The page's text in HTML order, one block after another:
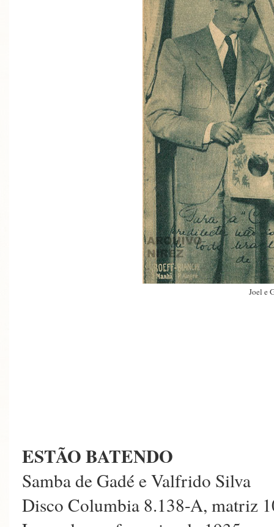
Joel e
ESTÃO BATENDO
Samba de Gadé e Valfrido Silva
Disco Columbia 8.138-A, matriz